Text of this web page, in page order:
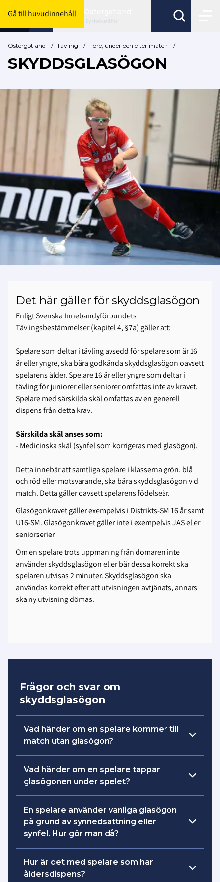
Gå till huvudinnehåll
Byt förbund här
Östergötland / Tävling / Före, under och efter match /
SKYDDSGLASÖGON
Det här gäller för skyddsglasögon
Enligt Svenska Innebandyförbundets
Tävlingsbestämmelser (kapitel 4, §7a) gäller att:
Spelare som deltar i tävling avsedd för spelare som är 16
år eller yngre, ska bära godkända skyddsglasögon oavsett
spelarens ålder. Spelare 16 år eller yngre som deltar i
tävling för juniorer eller seniorer omfattas inte av kravet.
Spelare med särskilda skäl omfattas av en generell
dispens från detta krav.
Särskilda skäl anses som:
- Medicinska skäl (synfel som korrigeras med glasögon).
Detta innebär att samtliga spelare i klasserna grön, blå
och röd eller motsvarande, ska bära skyddsglasögon vid
match. Detta gäller oavsett spelarens födelseår.
Glasögonkravet gäller exempelvis i Distrikts-SM 16 år samt
U16-SM. Glasögonkravet gäller inte i exempelvis JAS eller
seniorserier.
Om en spelare trots uppmaning från domaren inte
använder skyddsglasögon eller bär dessa korrekt ska
spelaren utvisas 2 minuter. Skyddsglasögon ska
användas korrekt efter att utvisningen avtjänats, annars
ska ny utvisning dömas.
Frågor och svar om
skyddsglasögon
Vad händer om en spelare kommer till
match utan glasögon?
Det är bra om ledarna har med sig ett par
extra skyddsglasögon om någon har
glömt sina glasögon.
Om en spelare trots uppmaning från
domaren inte använder skyddsglasögon
eller bär dessa korrekt ska spelaren
utvisas 2 minuter. Skyddsglasögon ska
användas korrekt efter att utvisningen
avtjänats, annars ska ny utvisning dömas.
Vad händer om en spelare tappar
glasögonen under spelet?
Spelaren får spela vidare tills nästa
avblåsning.
En spelare använder vanliga glasögon
på grund av synnedsättning eller
synfel. Hur gör man då?
Det finns inget krav på att ha
skyddsglasögon om en spelare har
Hur är det med spelare som har
åldersdispens?